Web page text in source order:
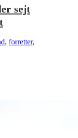
sejt
, forretter,